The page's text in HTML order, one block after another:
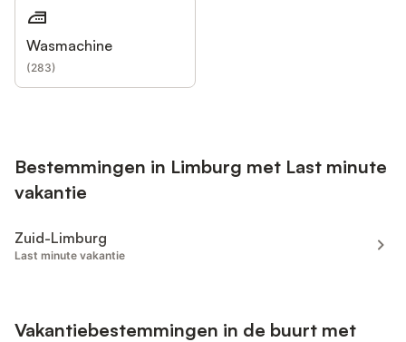
Wasmachine
(283)
Bestemmingen in Limburg met Last minute
vakantie
Zuid-Limburg
Last minute vakantie
Vakantiebestemmingen in de buurt met